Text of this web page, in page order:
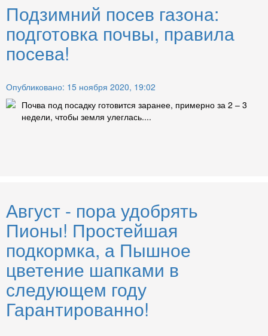
Подзимний посев газона:
подготовка почвы, правила
посева!
Опубликовано: 15 ноября 2020, 19:02
Почва под посадку готовится заранее, примерно за 2 – 3
недели, чтобы земля улеглась....
Август - пора удобрять
Пионы! Простейшая
подкормка, а Пышное
цветение шапками в
следующем году
Гарантированно!